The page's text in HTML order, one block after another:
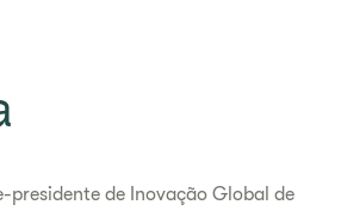
presidente de Inovação Global de